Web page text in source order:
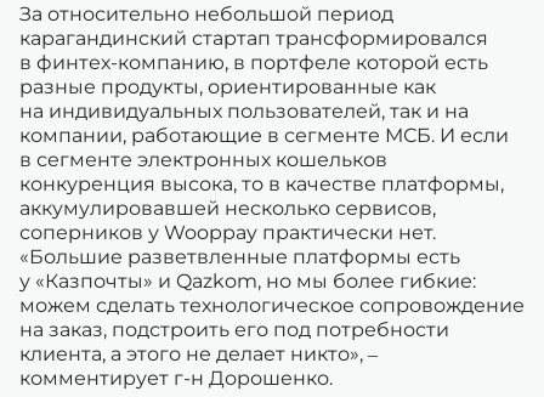
За относительно небольшой период
карагандинский стартап трансформировался
в финтех-компанию, в портфеле которой есть
разные продукты, ориентированные как
на индивидуальных пользователей, так и на
компании, работающие в сегменте МСБ. И если
в сегменте электронных кошельков
конкуренция высока, то в качестве платформы,
аккумулировавшей несколько сервисов,
соперников у Wooppay практически нет.
«Большие разветвленные платформы есть
у «Казпочты» и Qazkom, но мы более гибкие:
можем сделать технологическое сопровождение
на заказ, подстроить его под потребности
клиента, а этого не делает никто», –
комментирует г-н Дорошенко.